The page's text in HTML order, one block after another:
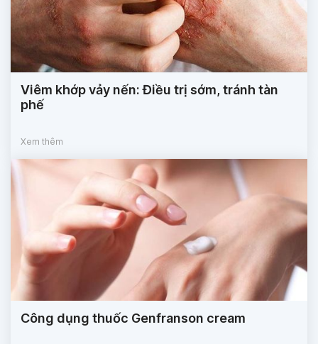
Viêm khớp vảy nến: Điều trị sớm, tránh tàn
phế
Xem thêm
Công dụng thuốc Genfranson cream